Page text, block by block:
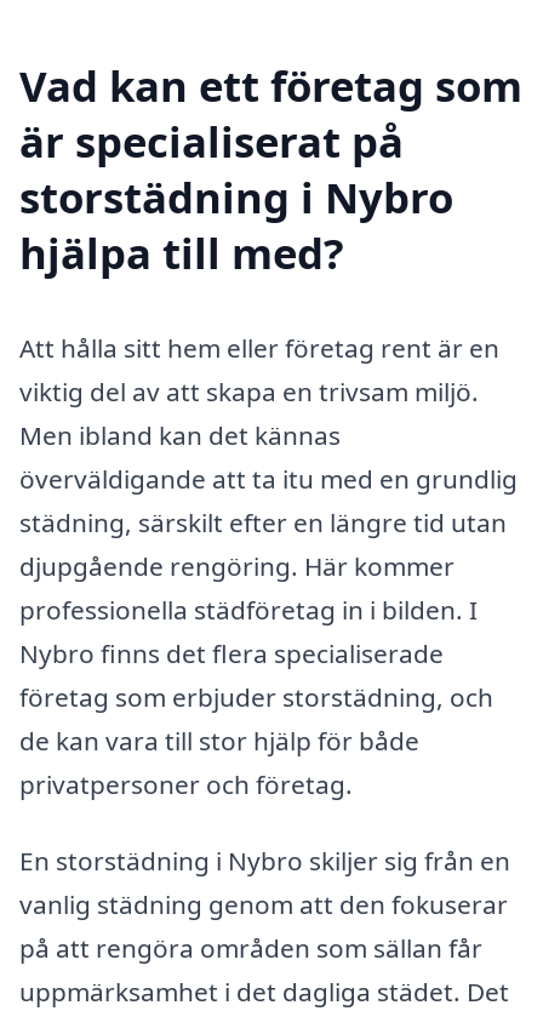
Vad kan ett företag som
är specialiserat på
storstädning i Nybro
hjälpa till med?
Att hålla sitt hem eller företag rent är en
viktig del av att skapa en trivsam miljö.
Men ibland kan det kännas
överväldigande att ta itu med en grundlig
städning, särskilt efter en längre tid utan
djupgående rengöring. Här kommer
professionella städföretag in i bilden. I
Nybro finns det flera specialiserade
företag som erbjuder storstädning, och
de kan vara till stor hjälp för både
privatpersoner och företag.
En storstädning i Nybro skiljer sig från en
vanlig städning genom att den fokuserar
på att rengöra områden som sällan får
uppmärksamhet i det dagliga städet. Det